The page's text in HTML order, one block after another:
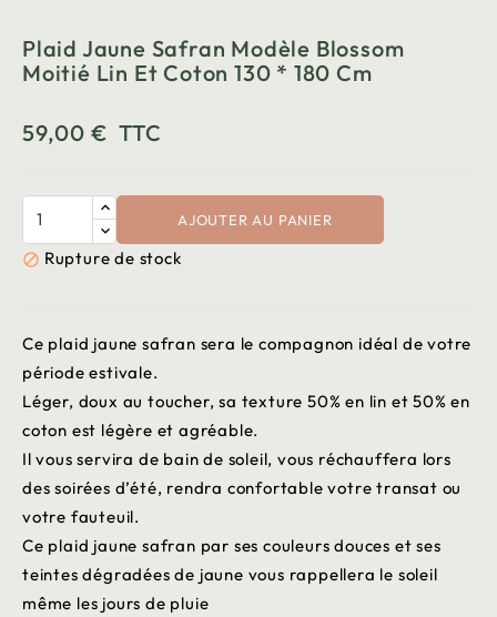
Plaid Jaune Safran Modèle Blossom
Moitié Lin Et Coton 130 * 180 Cm
59,00 € TTC
AJOUTER AU PANIER
 Rupture de stock
Ce plaid jaune safran sera le compagnon idéal de votre
période estivale.
Léger, doux au toucher, sa texture 50% en lin et 50% en
coton est légère et agréable.
Il vous servira de bain de soleil, vous réchauffera lors
des soirées d’été, rendra confortable votre transat ou
votre fauteuil.
Ce plaid jaune safran par ses couleurs douces et ses
teintes dégradées de jaune vous rappellera le soleil
même les jours de pluie